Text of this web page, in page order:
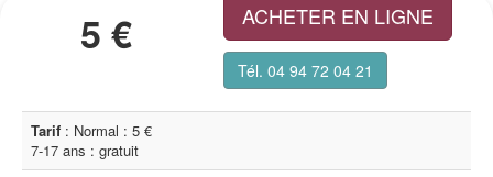
5 € ACHETER EN LIGNE
Tél. 04 94 72 04 21
Tarif : Normal : 5 €
7-17 ans : gratuit